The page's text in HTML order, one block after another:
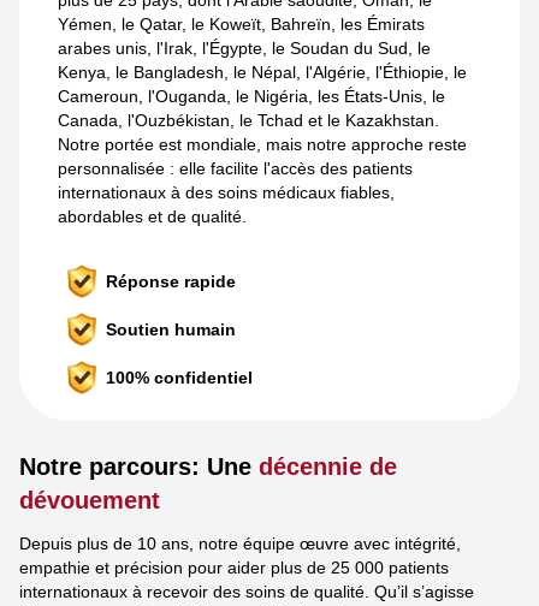
Yémen, le Qatar, le Koweït, Bahreïn, les Émirats
arabes unis, l'Irak, l'Égypte, le Soudan du Sud, le
Kenya, le Bangladesh, le Népal, l'Algérie, l'Éthiopie, le
Cameroun, l'Ouganda, le Nigéria, les États-Unis, le
Canada, l'Ouzbékistan, le Tchad et le Kazakhstan.
Notre portée est mondiale, mais notre approche reste
personnalisée : elle facilite l'accès des patients
internationaux à des soins médicaux fiables,
abordables et de qualité.
Réponse rapide
Soutien humain
100% confidentiel
Notre parcours: Une décennie de
dévouement
Depuis plus de 10 ans, notre équipe œuvre avec intégrité,
empathie et précision pour aider plus de 25 000 patients
internationaux à recevoir des soins de qualité. Qu’il s’agisse